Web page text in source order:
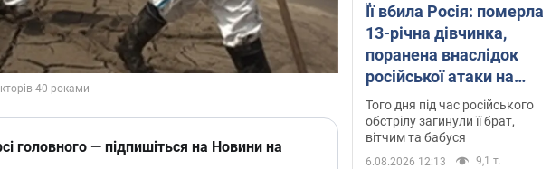
головного — підпишіться на Новини на
Її вбила Росія: померла
13-річна дівчинка,
поранена внаслідок
російської атаки на
Сумщину. Фото
Того дня під час російського
обстрілу загинули її брат,
вітчим та бабуся
6.08.2026 12:13 9,1 т.